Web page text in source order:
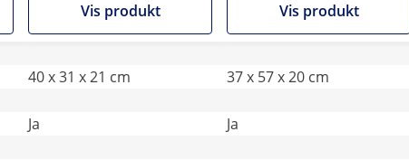
Vis produkt Vis produkt
40 x 31 x 21 cm 37 x 57 x 20 cm
Ja Ja